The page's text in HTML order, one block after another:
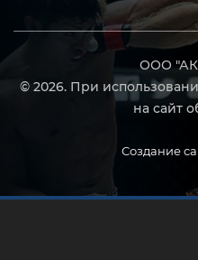
ООО
© 2026. При
на сайт
Создание
Нажмите Enter для поиска